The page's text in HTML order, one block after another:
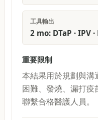
工具輸出
2 mo: DTaP · IPV ·
重要限制
本結果用於規劃與溝
困難、發燒、漏打
聯繫合格醫護人員。